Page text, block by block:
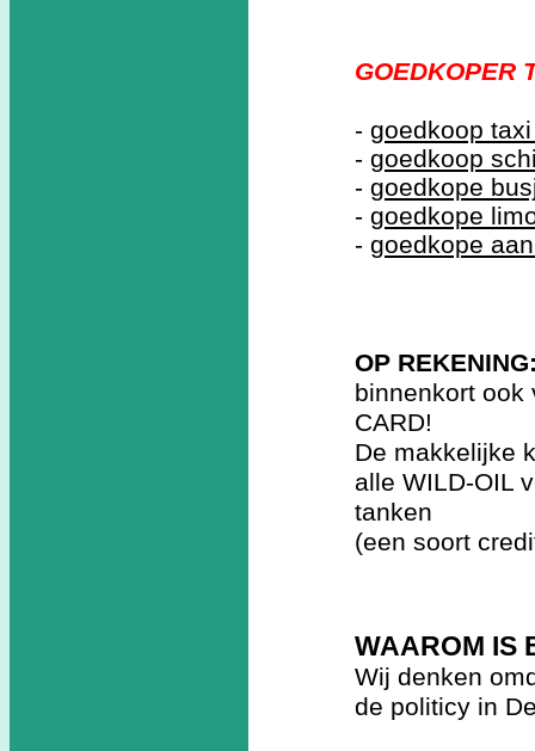
GOEDKOPER
- goedkoop
- goedkoop
- goedkope
- goedkope
- goedkope
OP
binnenkort ook
CARD!
De makkelijke
alle WILD-OIL
tanken
(een soort
WAAROM IS
Wij denken
de politicy in